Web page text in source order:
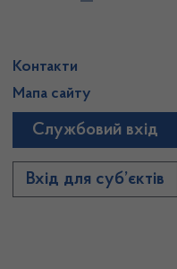
Контакти
Мапа сайту
Службовий вхід
Вхід для суб’єктів